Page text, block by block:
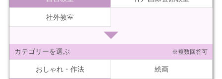
社外教室
カテゴリーを選ぶ ※複数回答可
おしゃれ・作法 絵画